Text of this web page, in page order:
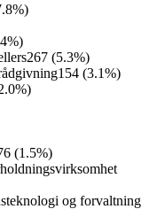
%)
%)
267 (5.3%)
154 (3.1%)
%)
(1.5%)
og forvaltning